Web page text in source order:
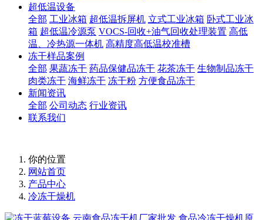
超低温设备
全部 工业冰箱 超低温拆屏机 立式工业冰箱 卧式工业冰
箱 超低温冷源泵 VOCS-回收+油气回收处理装置 高低
温、冷热源一体机 高精度高低温校准槽
冻干样品案例
全部 果蔬冻干 药品保健品冻干 花茶冻干 生物制品冻干
肉类冻干 海鲜冻干 冻干粉 方便食品冻干
新闻资讯
全部 公司动态 行业资讯
联系我们
你的位置
网站首页
产品中心
冷冻干燥机